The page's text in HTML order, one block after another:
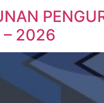
2026